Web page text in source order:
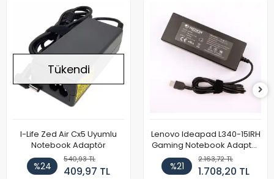
Tükendi
I-Life Zed Air Cx5 Uyumlu
Notebook Adaptör
%24
540,93 TL
409,97 TL
Lenovo Ideapad L340-15IRH
Gaming Notebook Adaptör
Cihazı Şarj Aleti (150W)
%21
2.163,72 TL
1.708,20 TL